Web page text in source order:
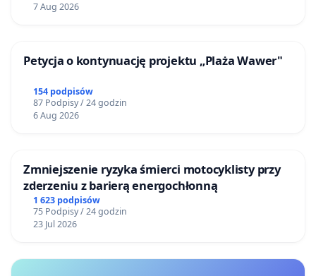
7 Aug 2026
Petycja o kontynuację projektu „Plaża Wawer"
154 podpisów
87 Podpisy / 24 godzin
6 Aug 2026
Zmniejszenie ryzyka śmierci motocyklisty przy
zderzeniu z barierą energochłonną
1 623 podpisów
75 Podpisy / 24 godzin
23 Jul 2026